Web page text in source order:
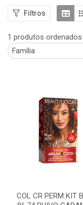
Filtros
1 produtos ordenados
COL CR PERM KIT